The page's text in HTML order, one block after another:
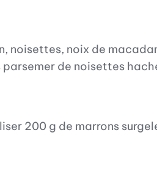
noisettes, noix de
de noisettes
200 g de marrons